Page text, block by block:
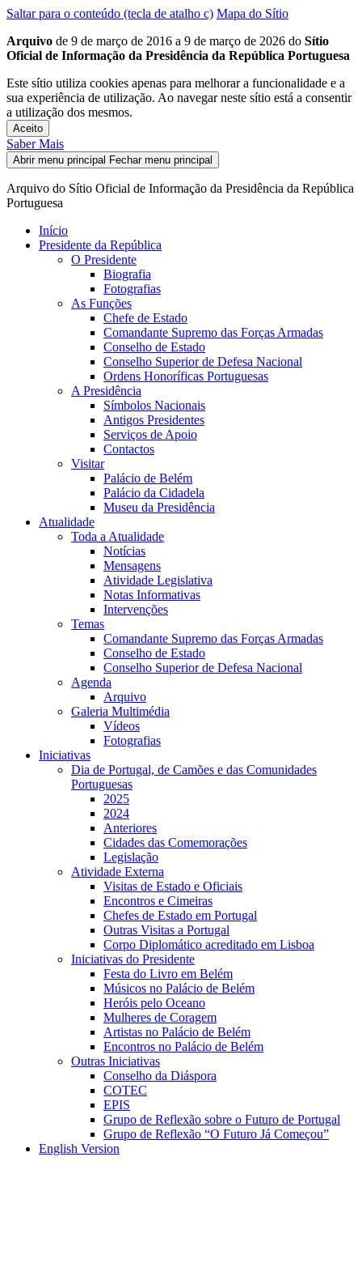
Saltar para o conteúdo (tecla de atalho c) Mapa do Sítio
Arquivo de 9 de março de 2016 a 9 de março de 2026 do Sítio
Oficial de Informação da Presidência da República Portuguesa
Este sítio utiliza cookies apenas para melhorar a funcionalidade e a
sua experiência de utilização. Ao navegar neste sítio está a consentir
a utilização dos mesmos.
Aceito
Saber Mais
Abrir menu principal Fechar menu principal
Arquivo do Sítio Oficial de Informação da Presidência da República
Portuguesa
Início
Presidente da República
O Presidente
Biografia
Fotografias
As Funções
Chefe de Estado
Comandante Supremo das Forças Armadas
Conselho de Estado
Conselho Superior de Defesa Nacional
Ordens Honoríficas Portuguesas
A Presidência
Símbolos Nacionais
Antigos Presidentes
Serviços de Apoio
Contactos
Visitar
Palácio de Belém
Palácio da Cidadela
Museu da Presidência
Atualidade
Toda a Atualidade
Notícias
Mensagens
Atividade Legislativa
Notas Informativas
Intervenções
Temas
Comandante Supremo das Forças Armadas
Conselho de Estado
Conselho Superior de Defesa Nacional
Agenda
Arquivo
Galeria Multimédia
Vídeos
Fotografias
Iniciativas
Dia de Portugal, de Camões e das Comunidades
Portuguesas
2025
2024
Anteriores
Cidades das Comemorações
Legislação
Atividade Externa
Visitas de Estado e Oficiais
Encontros e Cimeiras
Chefes de Estado em Portugal
Outras Visitas a Portugal
Corpo Diplomático acreditado em Lisboa
Iniciativas do Presidente
Festa do Livro em Belém
Músicos no Palácio de Belém
Heróis pelo Oceano
Mulheres de Coragem
Artistas no Palácio de Belém
Encontros no Palácio de Belém
Outras Iniciativas
Conselho da Diáspora
COTEC
EPIS
Grupo de Reflexão sobre o Futuro de Portugal
Grupo de Reflexão “O Futuro Já Começou”
English Version